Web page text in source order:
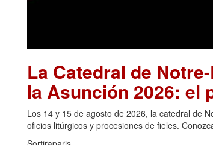
La Catedral de
la Asunción 2026: el
Los 14 y 15 de agosto de 2026, la catedral de
oficios litúrgicos y procesiones de fieles.